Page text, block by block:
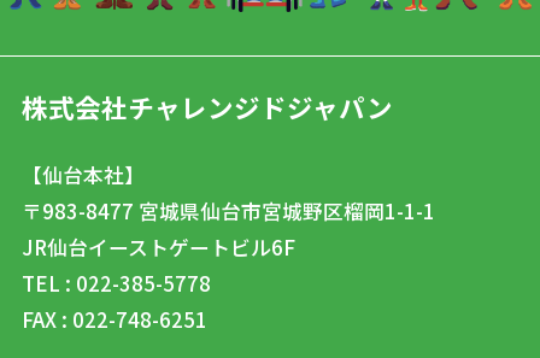
株式会社チャレンジドジャパン
【仙台本社】
〒983-8477 宮城県仙台市宮城野区榴岡1-1-1
JR仙台イーストゲートビル6F
TEL : 022-385-5778
FAX : 022-748-6251